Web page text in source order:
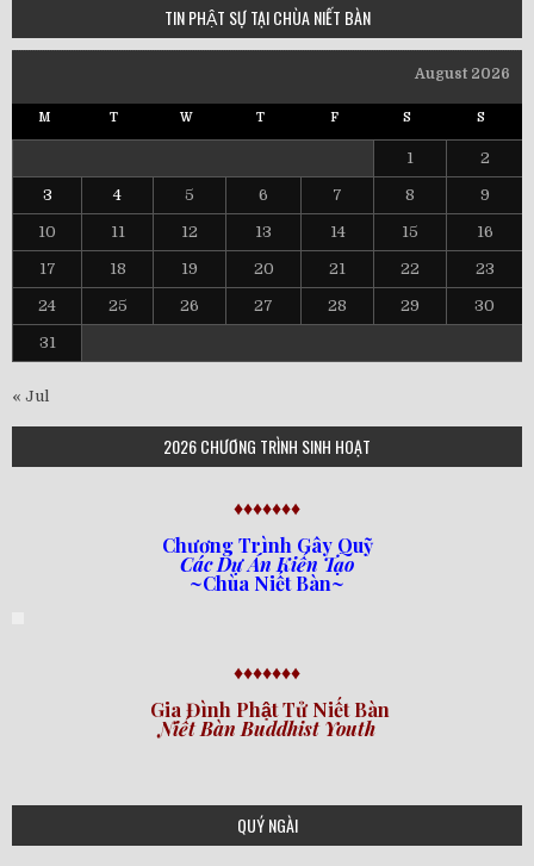
TIN PHẬT SỰ TẠI CHÙA NIẾT BÀN
August 2026
M T W T F S S
1 2
3 4 5 6 7 8 9
10 11 12 13 14 15 16
17 18 19 20 21 22 23
24 25 26 27 28 29 30
31
« Jul
2026 CHƯƠNG TRÌNH SINH HOẠT
♦♦♦♦♦♦♦
Chương Trình Gây Quỹ
Các Dự Án Kiến Tạo
~Chùa Niết Bàn~
♦♦♦♦♦♦♦
Gia Đình Phật Tử Niết Bàn
Niết Bàn Buddhist Youth
QUÝ NGÀI